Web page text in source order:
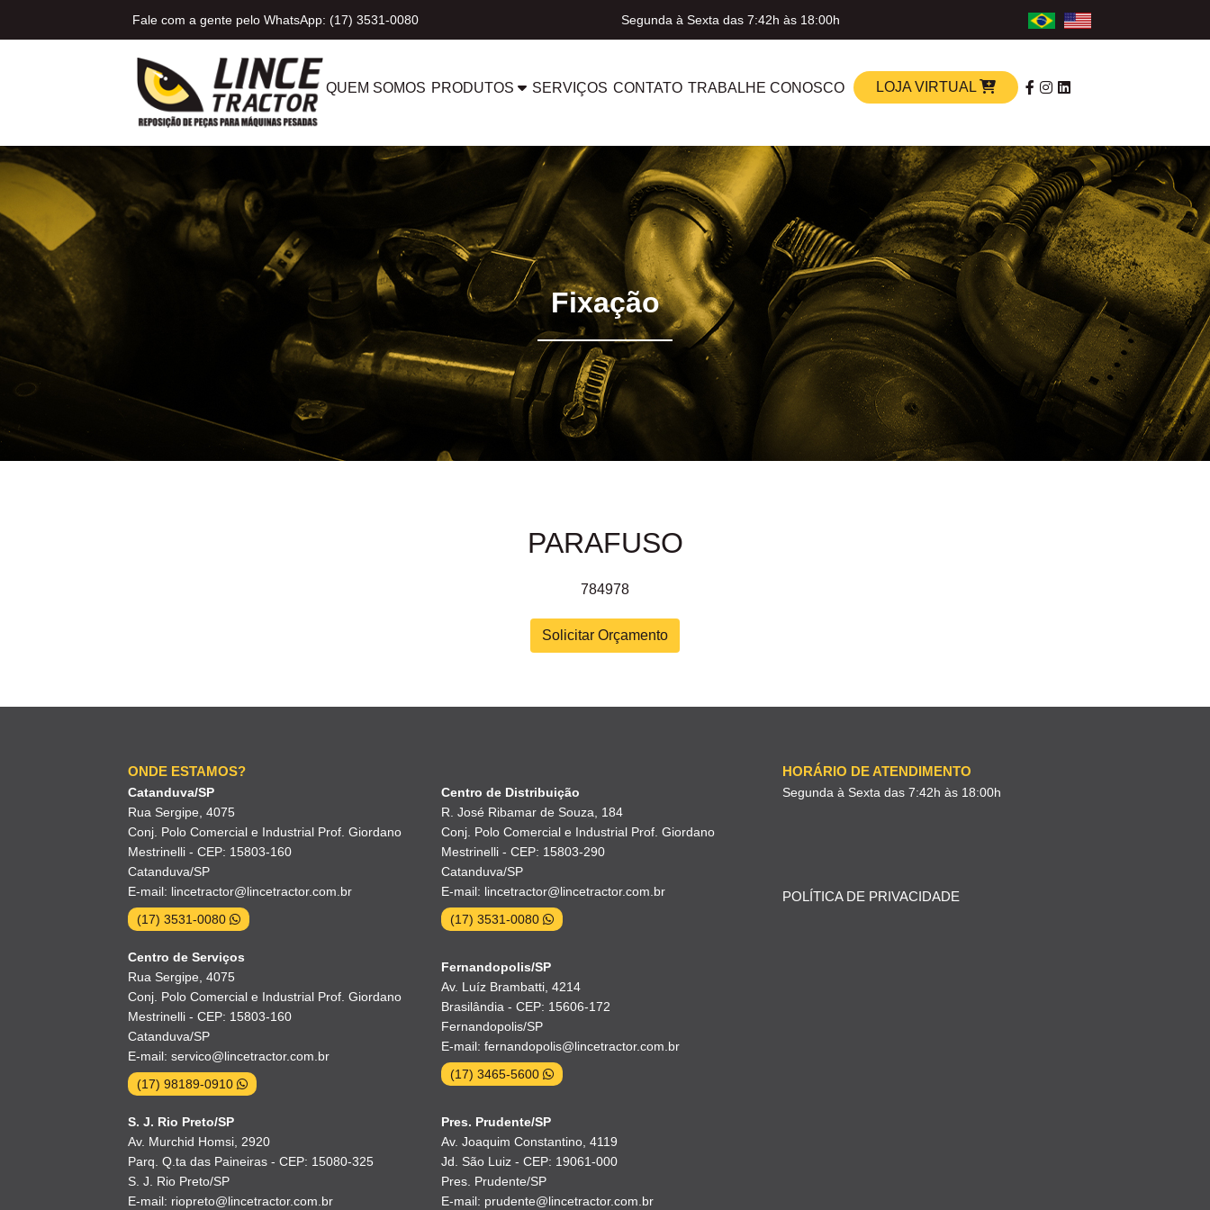
Fale com a gente pelo WhatsApp: (17) 3531-0080 Segunda à Sexta das 7:42h às 18:00h
QUEM SOMOS PRODUTOS SERVIÇOS CONTATO TRABALHE CONOSCO LOJA VIRTUAL
Fixação
PARAFUSO
784978
Solicitar Orçamento
ONDE ESTAMOS?
Catanduva/SP
Rua Sergipe, 4075
Conj. Polo Comercial e Industrial Prof. Giordano
Mestrinelli - CEP: 15803-160
Catanduva/SP
E-mail: lincetractor@lincetractor.com.br
(17) 3531-0080
Centro de Distribuição
R. José Ribamar de Souza, 184
Conj. Polo Comercial e Industrial Prof. Giordano
Mestrinelli - CEP: 15803-290
Catanduva/SP
E-mail: lincetractor@lincetractor.com.br
(17) 3531-0080
Centro de Serviços
Rua Sergipe, 4075
Conj. Polo Comercial e Industrial Prof. Giordano
Mestrinelli - CEP: 15803-160
Catanduva/SP
E-mail: servico@lincetractor.com.br
(17) 98189-0910
Fernandopolis/SP
Av. Luíz Brambatti, 4214
Brasilândia - CEP: 15606-172
Fernandopolis/SP
E-mail: fernandopolis@lincetractor.com.br
(17) 3465-5600
S. J. Rio Preto/SP
Av. Murchid Homsi, 2920
Parq. Q.ta das Paineiras - CEP: 15080-325
S. J. Rio Preto/SP
E-mail: riopreto@lincetractor.com.br
Pres. Prudente/SP
Av. Joaquim Constantino, 4119
Jd. São Luiz - CEP: 19061-000
Pres. Prudente/SP
E-mail: prudente@lincetractor.com.br
HORÁRIO DE ATENDIMENTO
Segunda à Sexta das 7:42h às 18:00h
POLÍTICA DE PRIVACIDADE